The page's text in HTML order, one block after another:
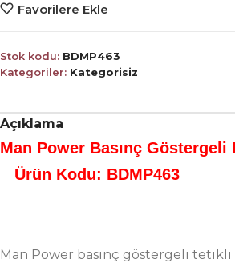
Favorilere Ekle
Stok kodu: BDMP463
Kategoriler: Kategorisiz
Açıklama
Man Power Basınç Göstergeli
Ürün Kodu: BDMP463
Man Power basınç göstergeli tetikli